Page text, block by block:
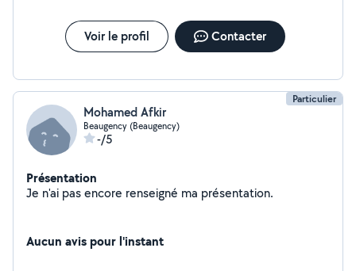
Voir le profil Contacter
Particulier
Mohamed Afkir
Beaugency (Beaugency)
-/5
Présentation
Je n'ai pas encore renseigné ma présentation.
Aucun avis pour l'instant